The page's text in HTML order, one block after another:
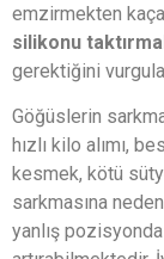
emzirmekten
silikonu
gerektiğini
Göğüslerin
hızlı kilo alımı,
kesmek, kötü
sarkmasına
yanlış